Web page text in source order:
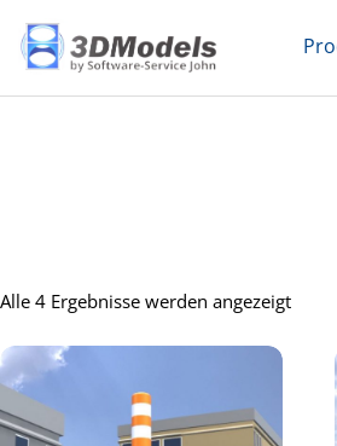
Alle 4 Ergebnisse werden angezeigt